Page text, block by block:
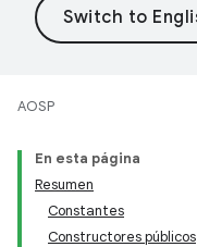
AOSP
En esta página
Resumen
Constantes
Constructores públicos